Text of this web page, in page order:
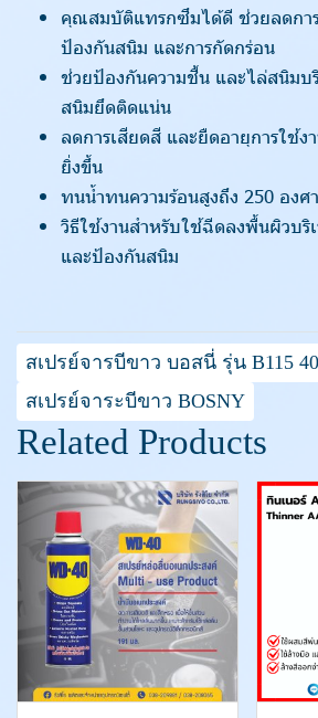
คุณสมบัติแทรกซึมได้ดี ช่วยลดกา
ป้องกันสนิม และการกัดกร่อน
ช่วยป้องกันความชื้น และไล่สนิมบ
สนิมยึดติดแน่น
ลดการเสียดสี และยืดอายุการใช้ง
ยิ่งขึ้น
ทนน้ำทนความร้อนสูงถึง 250 องศ
วิธีใช้งานสำหรับใช้ฉีดลงพื้นผิวบ
และป้องกันสนิม
สเปรย์จารบีขาว บอสนี่ รุ่น B115
สเปรย์จาระบีขาว BOSNY
Related Products